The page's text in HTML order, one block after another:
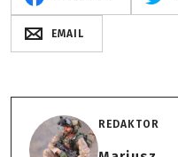
EMAIL
REDAKTOR